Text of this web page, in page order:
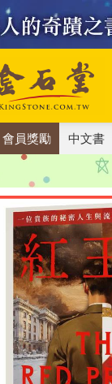
會員獎勵 中文書